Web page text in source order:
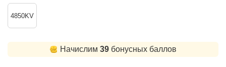
4850KV
Начислим 39бонусных баллов